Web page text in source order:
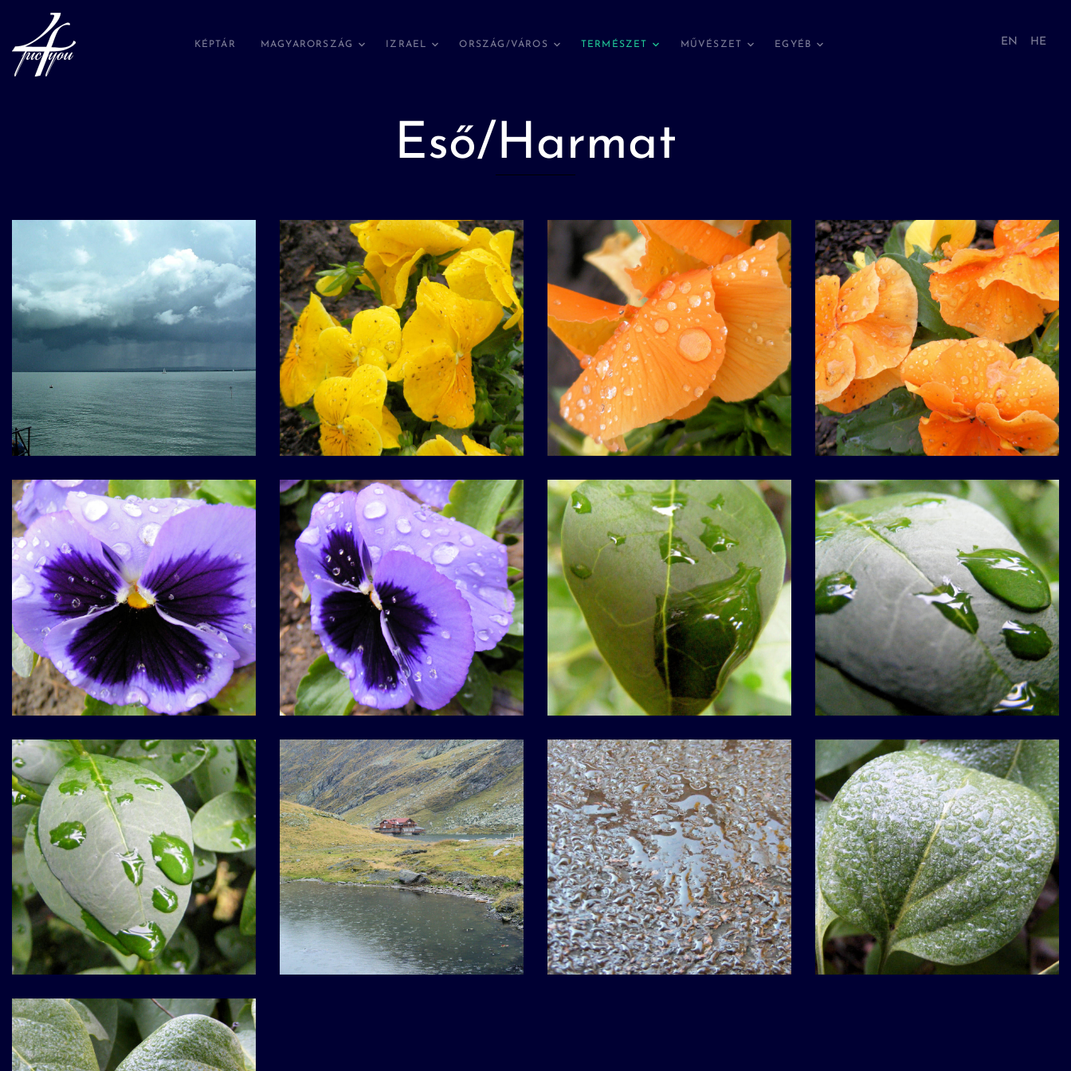
KÉPTÁR MAGYARORSZÁG IZRAEL ORSZÁG/VÁROS TERMÉSZET MŰVÉSZET EGYÉB EN HE
Eső/Harmat